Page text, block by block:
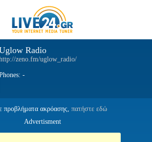
Radio
zeno.fm/uglow_radio/
-
προβλήματα ακρόασης, πατήστε εδώ
Advertisment